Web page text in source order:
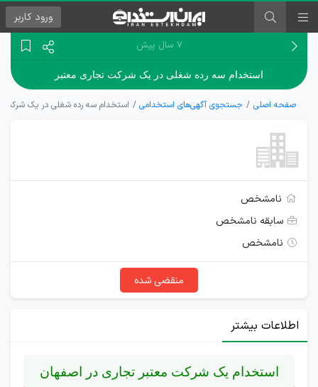
ورود کاربر
۷ سال پیش
استخدام سه رده شغلی در یک شرکت تجاری معتبر
صفحه اصلی جستجوی آگهی‌های استخدامی استخدام سه رده شغلی در یک شرکت
نامشخص
سابقه نامشخص
نامشخص
منقضی شده
اطلاعات بیشتر
استخدام یک شرکت معتبر تجاری در اصفهان